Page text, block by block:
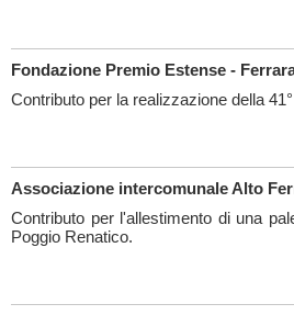
Fondazione Premio Estense -
Contributo per la realizzazione della
Associazione intercomunale Alto
Contributo per l'allestimento di una
Poggio Renatico.